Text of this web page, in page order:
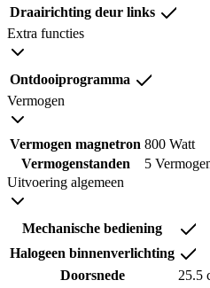
Draairichting deur links
Extra functies
Ontdooiprogramma
Vermogen
Vermogen magnetron 800 Watt
Vermogenstanden
5
Uitvoering algemeen
Mechanische bediening
Halogeen binnenverlichting
Doorsnede
25.5